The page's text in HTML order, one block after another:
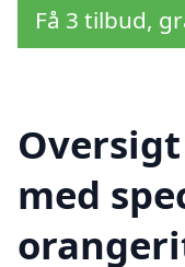
Få 3 tilbud,
med